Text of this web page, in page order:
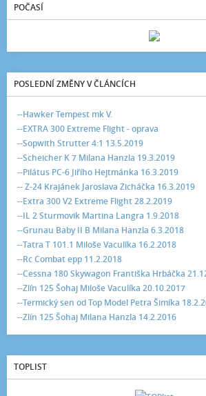
POČASÍ
POSLEDNÍ ZMĚNY V ČLÁNCÍCH
--Hawker Tempest mk V.
--EXTRA 300 Extreme Flight - oprava
--Sopwith Strutter 4:1 13.5.2019
--Scheicher K 7 Milana Hanzla 19.3.2019
--Pilátus PC-6 Jiřího Hejtmánka 16.3.2019
-- Z-24 Krajánek Jaroslava Zicháčka 16.3.2019
--Extra 300 V2 Extreme Flight 28.2.2019
--IL 2 Sturmovik Martina Langra 1.9.2018
--Grunau Baby II B Milana Hanzla 6.3.2018
--Tatra T 101.1 Miloše Vaculíka 16.2.2018
--Rc Combat epp 11.2.2018
--Cessna 180 Skywagon Františka Hrbáčka
--Zlín 125 Šohaj Miloše Vaculíka 20.10.2017
--Termický sen od Top Model Petra Šimíka
--Zlín 125 Šohaj Milana Hanzla 14.2.2016
TOPLIST